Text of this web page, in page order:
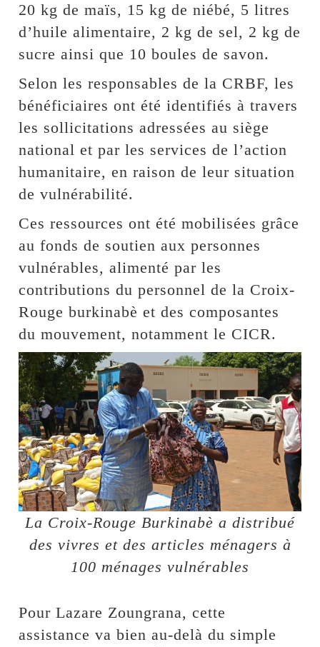
20 kg de maïs, 15 kg de niébé, 5 litres
d’huile alimentaire, 2 kg de sel, 2 kg de
sucre ainsi que 10 boules de savon.
Selon les responsables de la CRBF, les
bénéficiaires ont été identifiés à travers
les sollicitations adressées au siège
national et par les services de l’action
humanitaire, en raison de leur situation
de vulnérabilité.
Ces ressources ont été mobilisées grâce
au fonds de soutien aux personnes
vulnérables, alimenté par les
contributions du personnel de la Croix-
Rouge burkinabè et des composantes
du mouvement, notamment le CICR.
La Croix-Rouge Burkinabè a distribué
des vivres et des articles ménagers à
100 ménages vulnérables
Pour Lazare Zoungrana, cette
assistance va bien au-delà du simple